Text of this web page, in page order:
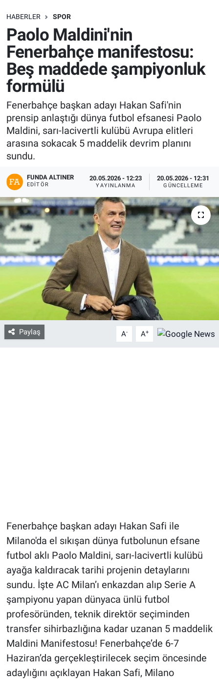
HABERLER SPOR
Paolo Maldini'nin
Fenerbahçe manifestosu:
Beş maddede şampiyonluk
formülü
Fenerbahçe başkan adayı Hakan Safi'nin
prensip anlaştığı dünya futbol efsanesi Paolo
Maldini, sarı-lacivertli kulübü Avrupa elitleri
arasına sokacak 5 maddelik devrim planını
sundu.
FUNDA ALTINER
EDITÖR
20.05.2026 - 12:23
YAYINLANMA
20.05.2026 - 12:31
GÜNCELLEME
Paylaş A- A+
Fenerbahçe başkan adayı Hakan Safi ile
Milano'da el sıkışan dünya futbolunun efsane
futbol aklı Paolo Maldini, sarı-lacivertli kulübü
ayağa kaldıracak tarihi projenin detaylarını
sundu. İşte AC Milan’ı enkazdan alıp Serie A
şampiyonu yapan dünyaca ünlü futbol
profesöründen, teknik direktör seçiminden
transfer sihirbazlığına kadar uzanan 5 maddelik
Maldini Manifestosu! Fenerbahçe’de 6-7
Haziran’da gerçekleştirilecek seçim öncesinde
adaylığını açıklayan Hakan Safi, Milano
SAĞLIK
EKONOMİ
EĞİTİM
ÖZEL HABER
Keşfet
ASTROLOJİ
İLAN
Bize ulaşın
İletişim/Künye
Yaşam
Gözden Kaçmasın
İletişim (Künye)